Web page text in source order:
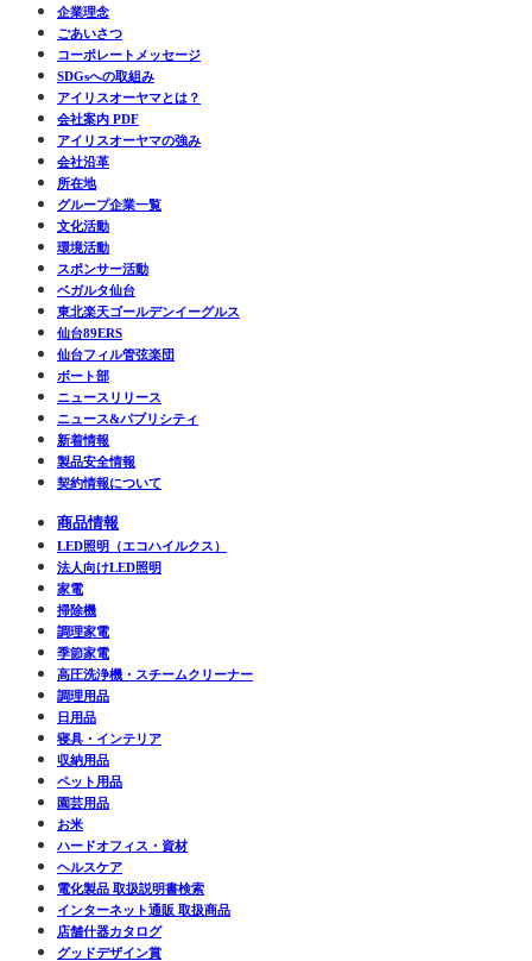
企業理念
ごあいさつ
コーポレートメッセージ
SDGsへの取組み
アイリスオーヤマとは？
会社案内 PDF
アイリスオーヤマの強み
会社沿革
所在地
グループ企業一覧
文化活動
環境活動
スポンサー活動
ベガルタ仙台
東北楽天ゴールデンイーグルス
仙台89ERS
仙台フィル管弦楽団
ボート部
ニュースリリース
ニュース&パブリシティ
新着情報
製品安全情報
契約情報について
商品情報
LED照明（エコハイルクス）
法人向けLED照明
家電
掃除機
調理家電
季節家電
高圧洗浄機・スチームクリーナー
調理用品
日用品
寝具・インテリア
収納用品
ペット用品
園芸用品
お米
ハードオフィス・資材
ヘルスケア
電化製品 取扱説明書検索
インターネット通販 取扱商品
店舗什器カタログ
グッドデザイン賞